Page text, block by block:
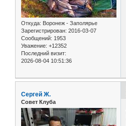
Откуда: Воронеж - Заполярье
Зарегистрирован: 2016-03-07
Сообщений: 1953
Уважение: +12352
Последний визит:
2026-08-04 10:51:36
Сергей Ж.
Совет Клуба